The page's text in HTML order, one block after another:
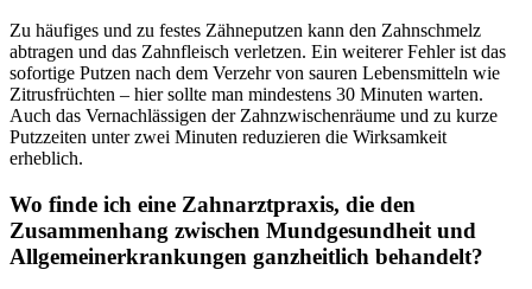
Zu häufiges und zu festes Zähneputzen kann den Zahnschmelz
abtragen und das Zahnfleisch verletzen. Ein weiterer Fehler ist das
sofortige Putzen nach dem Verzehr von sauren Lebensmitteln wie
Zitrusfrüchten – hier sollte man mindestens 30 Minuten warten.
Auch das Vernachlässigen der Zahnzwischenräume und zu kurze
Putzzeiten unter zwei Minuten reduzieren die Wirksamkeit
erheblich.
Wo finde ich eine Zahnarztpraxis, die den
Zusammenhang zwischen Mundgesundheit und
Allgemeinerkrankungen ganzheitlich behandelt?